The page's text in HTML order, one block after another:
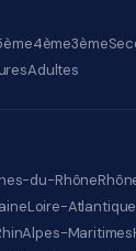
4ème3ème
Adultes
du-Rhône
Loire-Atlantique
Alpes-Maritimes